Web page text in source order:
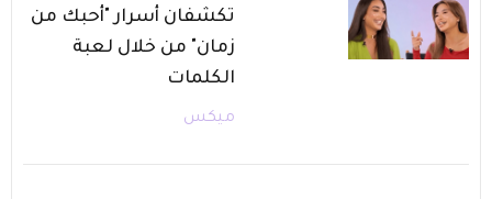
تكشفان أسرار "أحبك من
زمان" من خلال لعبة
الكلمات
ميكس